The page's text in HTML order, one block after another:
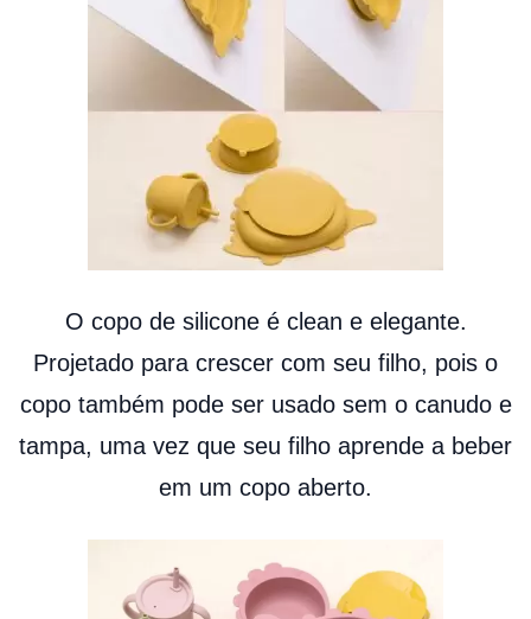
O copo de silicone é clean e elegante.
Projetado para crescer com seu filho, pois o
copo também pode ser usado sem o canudo e
tampa, uma vez que seu filho aprende a beber
em um copo aberto.